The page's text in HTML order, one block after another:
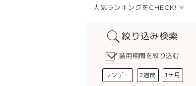
人気ランキングをCHECK!
絞り込み検索
装用期間を絞り込む
ワンデー 2週間 1ヶ月